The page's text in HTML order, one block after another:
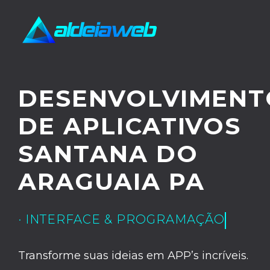
DE APLICATIVOS
SANTANA DO
ARAGUAIA PA
· UX/UI DESIGN
Transforme suas ideias em APP’s incríveis.